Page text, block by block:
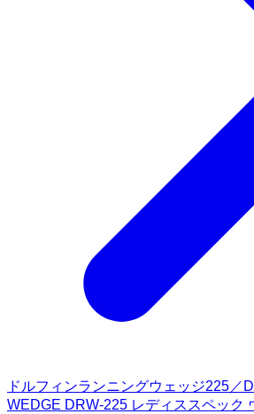
ドルフィンランニングウェッジ225／
WEDGE DRW-225 レディススペック